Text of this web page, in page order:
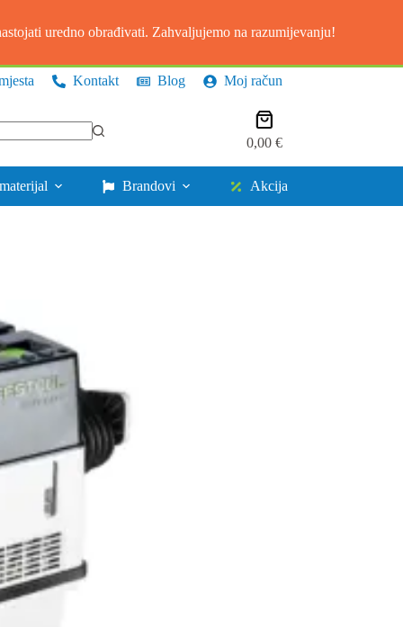
uredno obrađivati. Zahvaljujemo na razumijevanju!
Kontakt Blog Moj račun
Košarica
0,00 €
Brandovi Akcija